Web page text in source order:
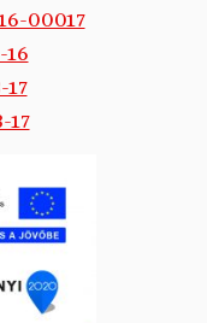
00017
16
17
17